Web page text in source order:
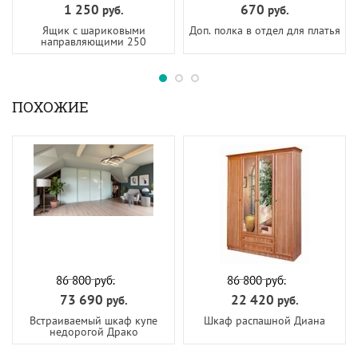
1 250 руб.
Ящик с шариковыми
направляющими 250
670 руб.
Доп. полка в отдел для платья
ПОХОЖИЕ
86 800руб.
73 690 руб.
Встраиваемый шкаф купе
недорогой Драко
86 800руб.
22 420 руб.
Шкаф распашной Диана